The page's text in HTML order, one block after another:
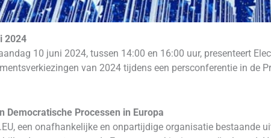
2024
10 juni 2024, tussen 14:00 en 16:00 uur, presenteert
van 2024 tijdens een persconferentie in de
Democratische Processen in Europa
een onafhankelijke en onpartijdige organisatie bestaande